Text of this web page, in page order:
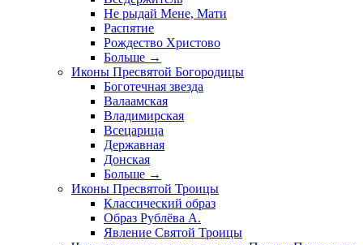
Не рыдай Мене, Мати
Распятие
Рождество Христово
Больше →
Иконы Пресвятой Богородицы
Боготечная звезда
Валаамская
Владимирская
Всецарица
Державная
Донская
Больше →
Иконы Пресвятой Троицы
Классический образ
Образ Рублёва А.
Явление Святой Троицы